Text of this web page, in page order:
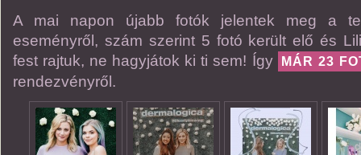
A mai napon újabb fotók jelentek meg a
eseményről, szám szerint 5 fotó került elő és
fest rajtuk, ne hagyjátok ki ti sem! Így
MÁR 23
rendezvényről.